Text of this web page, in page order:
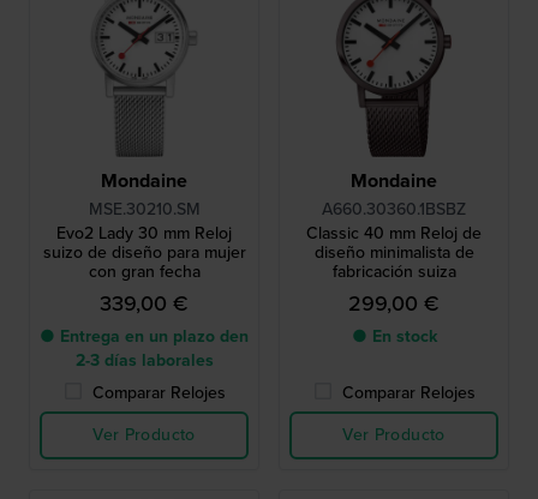
Mondaine
MSE.30210.SM
Evo2 Lady 30 mm Reloj
suizo de diseño para mujer
con gran fecha
339,00 €
● Entrega en un plazo den
2-3 días laborales
Comparar Relojes
Ver Producto
Mondaine
A660.30360.1BSBZ
Classic 40 mm Reloj de
diseño minimalista de
fabricación suiza
299,00 €
● En stock
Comparar Relojes
Ver Producto